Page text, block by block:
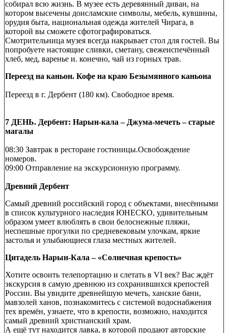
собирал всю жизнь. В музее есть деревянный диван, на
котором высечены доисламские символы, мебель, кувшины,
орудия быта, национальная одежда жителей Чирага, в
которой вы сможете сфотографироваться.
Смотрительница музея всегда накрывает стол для гостей. Вы
попробуете настоящие сливки, сметану, свежеиспечённый
хлеб, мед, варенье и. конечно, чай из горных трав.
Переезд на каньон. Кофе на краю Безымянного каньона
Переезд в г. Дербент (180 км). Свободное время.
7 ДЕНЬ. Дербент: Нарын-кала – Джума-мечеть – старые
магалы
08:30 Завтрак в ресторане гостиницы.Освобождение
номеров.
09:00 Отправление на экскурсионную программу.
Древний Дербент
Самый древний российский город с объектами, внесёнными
в список культурного наследия ЮНЕСКО, удивительным
образом умеет влюблять в свои белоснежные пляжи,
неспешные прогулки по средневековым улочкам, яркие
застолья и улыбающиеся глаза местных жителей.
Цитадель Нарын-Кала – «Солнечная крепость»
Хотите освоить телепортацию и слетать в VI век? Вас ждёт
экскурсия в самую древнюю из сохранившихся крепостей
России. Вы увидите древнейшую мечеть, ханские бани,
мавзолей ханов, познакомитесь с системой водоснабжения
тех времён, узнаете, что в крепости, возможно, находится
самый древний христианский храм.
А ещё тут находится лавка, в которой продают авторские